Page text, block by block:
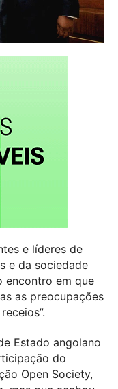
e líderes de
e da sociedade
encontro em que
as preocupações
Estado angolano
do
Open Society,